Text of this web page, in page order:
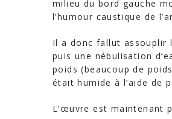
milieu du bord gauche
l’humour caustique de
Il a donc fallut assouplir
puis une nébulisation
poids (beaucoup de
était humide à l’aide de
L’œuvre est maintenant